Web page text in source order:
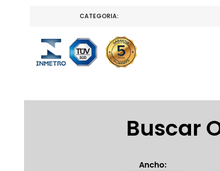
CATEGORIA:
Buscar
Ancho: